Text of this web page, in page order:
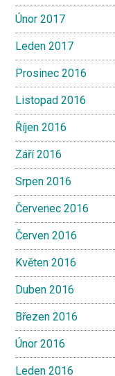
Únor 2017
Leden 2017
Prosinec 2016
Listopad 2016
Říjen 2016
Září 2016
Srpen 2016
Červenec 2016
Červen 2016
Květen 2016
Duben 2016
Březen 2016
Únor 2016
Leden 2016